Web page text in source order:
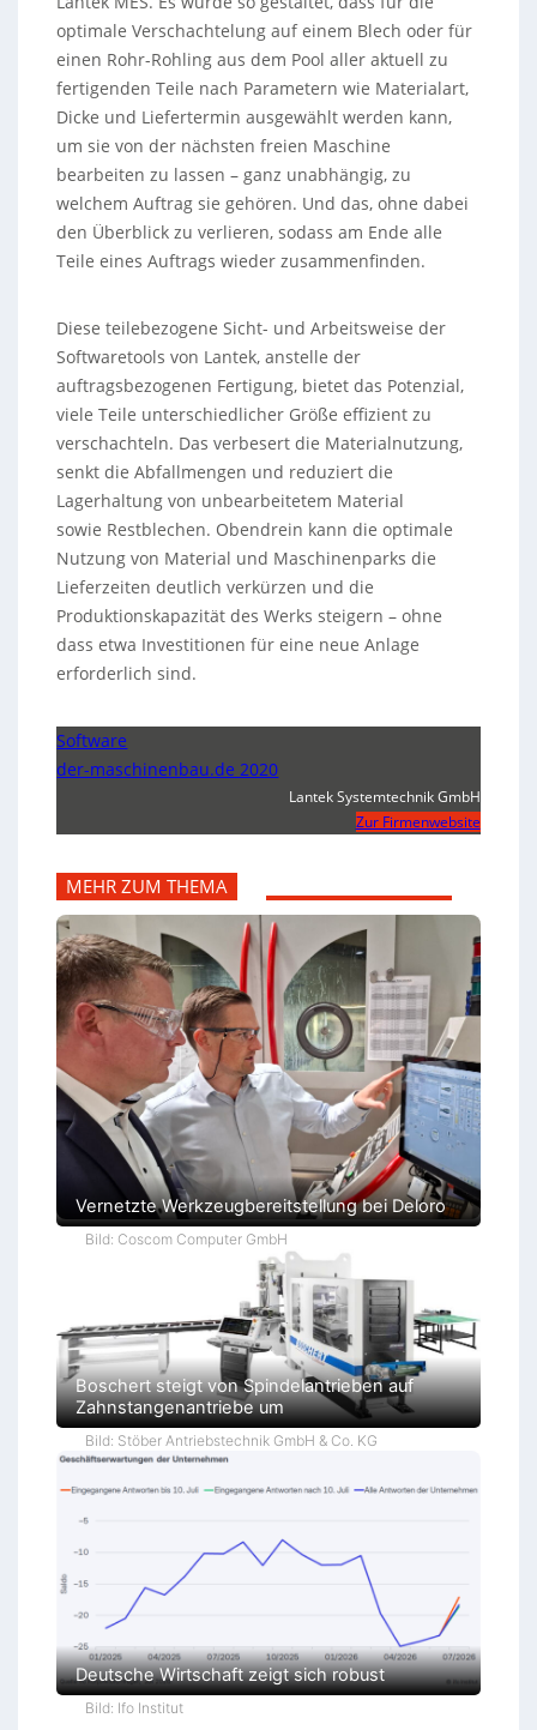
optimale Verschachtelung auf einem Blech oder für
einen Rohr-Rohling aus dem Pool aller aktuell zu
fertigenden Teile nach Parametern wie Materialart,
Dicke und Liefertermin ausgewählt werden kann,
um sie von der nächsten freien Maschine
bearbeiten zu lassen – ganz unabhängig, zu
welchem Auftrag sie gehören. Und das, ohne dabei
den Überblick zu verlieren, sodass am Ende alle
Teile eines Auftrags wieder zusammenfinden.
Diese teilebezogene Sicht- und Arbeitsweise der
Softwaretools von Lantek, anstelle der
auftragsbezogenen Fertigung, bietet das Potenzial,
viele Teile unterschiedlicher Größe effizient zu
verschachteln. Das verbesert die Materialnutzung,
senkt die Abfallmengen und reduziert die
Lagerhaltung von unbearbeitetem Material
sowie Restblechen. Obendrein kann die optimale
Nutzung von Material und Maschinenparks die
Lieferzeiten deutlich verkürzen und die
Produktionskapazität des Werks steigern – ohne
dass etwa Investitionen für eine neue Anlage
erforderlich sind.
Software
der-maschinenbau.de 2020
Lantek Systemtechnik GmbH
Zur Firmenwebsite
MEHR ZUM THEMA
Vernetzte Werkzeugbereitstellung bei Deloro
Bild: Coscom Computer GmbH
Boschert steigt von Spindelantrieben auf
Zahnstangenantriebe um
Bild: Stöber Antriebstechnik GmbH & Co. KG
Deutsche Wirtschaft zeigt sich robust
Bild: Ifo Institut